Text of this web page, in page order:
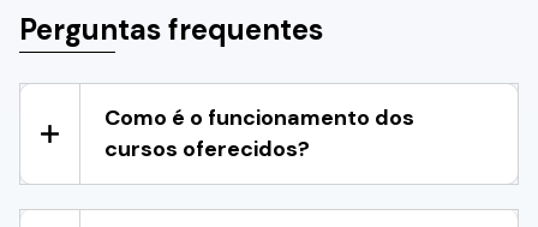
Perguntas frequentes
Como é o funcionamento dos
cursos oferecidos?